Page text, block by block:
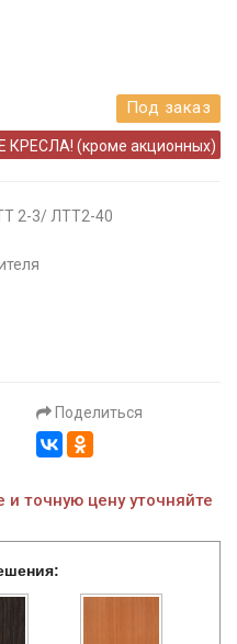
Под заказ
(кроме акционных)
2-3/ ЛТТ2-40
Поделиться
и точную цену уточняйте